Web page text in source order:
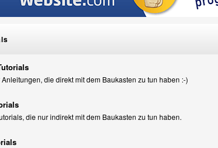
die direkt mit dem Baukasten zu tun haben :-)
die nur indirekt mit dem Baukasten zu tun haben.